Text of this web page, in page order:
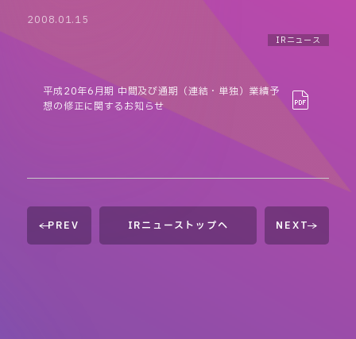
2008.01.15
IRニュース
平成20年6月期 中間及び通期（連結・単独）業績予
想の修正に関するお知らせ
PREV IRニューストップへ NEXT